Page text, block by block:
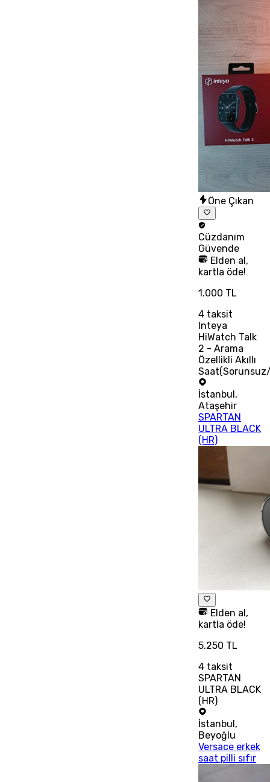
Öne Çıkan
Cüzdanım
Güvende
Elden al,
kartla öde!
1.000 TL
4 taksit
Inteya
HiWatch Talk
2 - Arama
Özellikli Akıllı
İstanbul ,
Ataşehir
SPARTAN
ULTRA BLACK
(HR)
Elden al,
kartla öde!
5.250 TL
4 taksit
SPARTAN
ULTRA BLACK
(HR)
İstanbul,
Beyoğlu
Versace erkek
saat pilli sıfır